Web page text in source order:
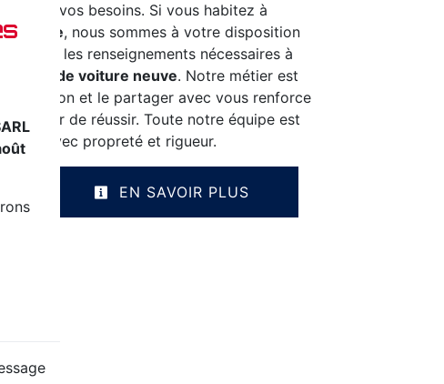
de vos besoins. Si vous habitez à
Bruche, nous sommes à votre disposition
les renseignements nécessaires à
achat de voiture neuve. Notre métier est
passion et le partager avec vous renforce
désir de réussir. Toute notre équipe est
avec propreté et rigueur.
EN SAVOIR PLUS